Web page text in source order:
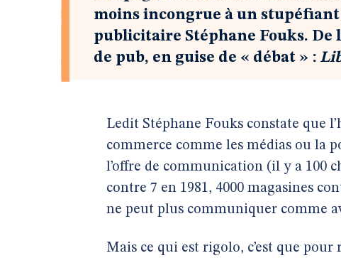
moins incongrue à un
publicitaire Stéphane Fouks.
de pub, en guise de « débat » :
Ledit Stéphane Fouks constate que
commerce comme les médias ou la
l’offre de communication (il y a 100
contre 7 en 1981, 4000 magasines
ne peut plus communiquer comme
Mais ce qui est rigolo, c’est que